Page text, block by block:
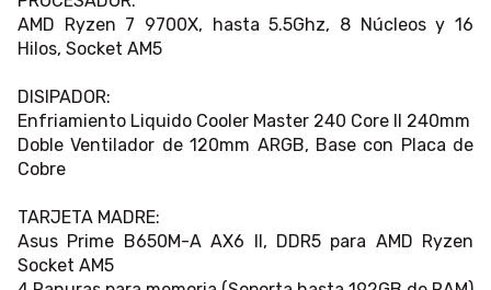
AMD Ryzen 7 9700X, hasta 5.5Ghz, 8 Núcleos y 16
Hilos, Socket AM5
DISIPADOR:
Enfriamiento Liquido Cooler Master 240 Core II 240mm
Doble Ventilador de 120mm ARGB, Base con Placa de
Cobre
TARJETA MADRE:
Asus Prime B650M-A AX6 II, DDR5 para AMD Ryzen
Socket AM5